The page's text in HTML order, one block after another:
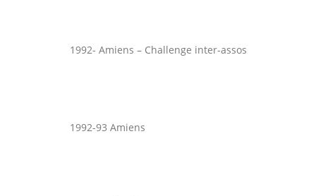
1992- Amiens – Challenge inter-assos
1992-93 Amiens